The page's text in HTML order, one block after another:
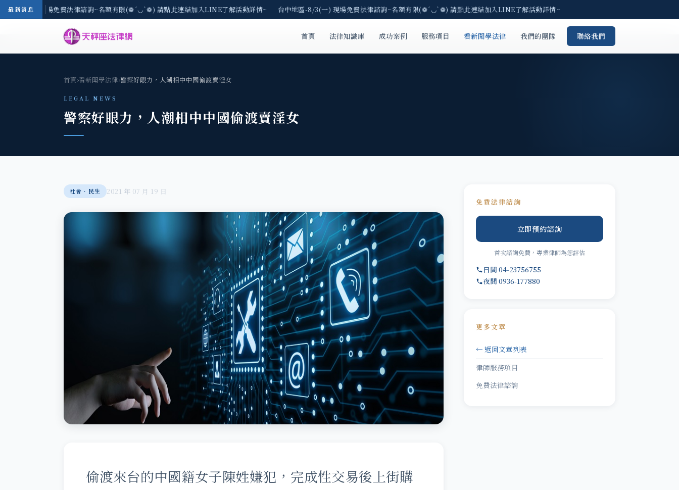
最新消息
-8/3(一) 現場免費法律諮詢~名額有限(❁´◡`❁) 請點此連結加入LINE了解活動詳情~ 台中地區-8/3(一) 現場免費法律諮詢~名額有限(❁´◡`❁) 請點此連結加入LINE了解活動詳情~
首頁 法律知識庫 成功案例 服務項目 看新聞學法律 我們的團隊 聯絡我們
首頁›看新聞學法律›警察好眼力，人潮相中中國偷渡賣淫女
LEGAL NEWS
警察好眼力，人潮相中中國偷渡賣淫女
社會‧民生 2021 年 07 月 19 日
偷渡來台的中國籍女子陳姓嫌犯，完成性交易後上街購
免費法律諮詢
立即預約諮詢
首次諮詢免費，專業律師為您評估
日間 04-23756755
夜間 0936-177880
更多文章
← 返回文章列表
律師服務項目
免費法律諮詢